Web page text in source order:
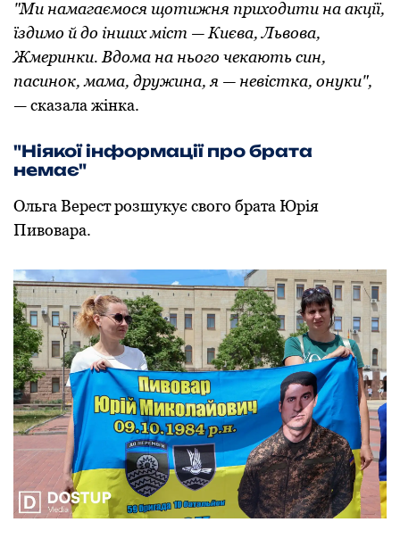
"Ми намагаємося щотижня приходити на акції,
їздимо й до інших міст — Києва, Львова,
Жмеринки. Вдома на нього чекають син,
пасинок, мама, дружина, я — невістка, онуки",
— сказала жінка.
"Ніякої інформації про брата
немає"
Ольга Верест розшукує свого брата Юрія
Пивовара.